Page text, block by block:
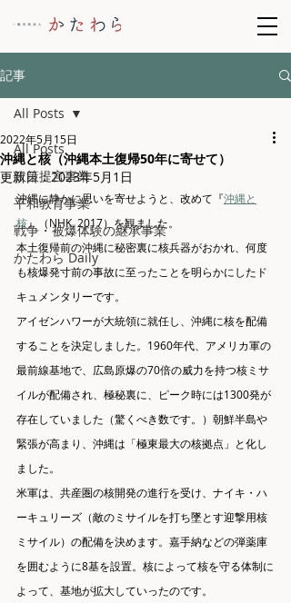
記事
All Posts
政策提言事業
平和教育事業
戦争・被爆体験の継承事業
かたわら Daily
All Posts
沖縄と核（沖縄本土復帰50年に寄せて）
2022年5月15日
更新日：2023年5月1日
沖縄に静かに思いを寄せようと、改めて『沖縄と
核』（NHK, 2017）を観ました。
本土復帰前の沖縄に秘密裏に核兵器がおかれ、何度
も核爆発寸前の事故に至ったことを明らかにしたド
キュメンタリーです。
アイゼンハワーが大統領に就任し、沖縄に核を配備
することを決定しました。1960年代、アメリカ軍の
最前線基地で、広島原爆の70倍の威力を持つ核ミサ
イルが配備され、極秘裏に、ピーク時には1300発が
存在していました（驚くべき数です。）朝鮮半島や
緊張が高まり、沖縄は「極東最大の核拠点」と化し
ました。
米軍は、共産圏の核開発の進行を受け、ナイキ・ハ
ーキュリーズ（敵のミサイルを打ち墜とす迎撃用核
ミサイル）の配備を決めます。嘉手納などの弾薬庫
を囲むように8基を設置。核によって核を守る体制に
よって、基地が拡大していったのです。